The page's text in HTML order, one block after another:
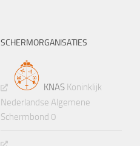
SCHERMORGANISATIES
KNAS Koninklijk
Nederlandse Algemene
Schermbond 0